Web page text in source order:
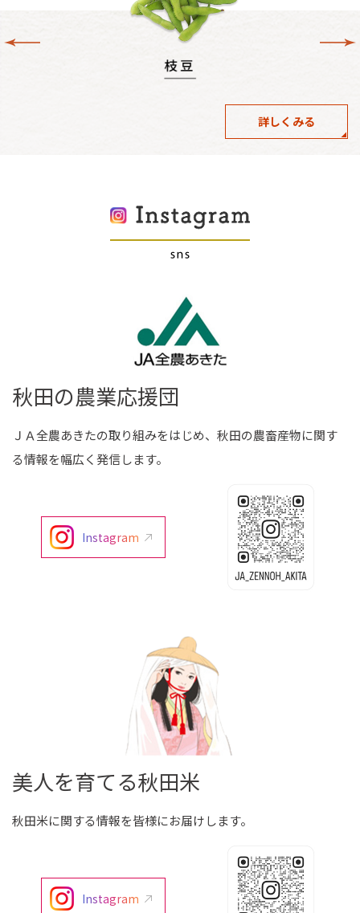
詳しくみる
秋田の農業応援団
ＪＡ全農あきたの取り組みをはじめ、秋田の農畜産物に関す
る情報を幅広く発信します。
Instagram
美人を育てる秋田米
秋田米に関する情報を皆様にお届けします。
Instagram